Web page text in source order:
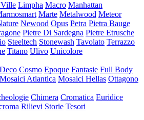
Limpha Macro Manhattan
Marte Metalwood Meteor
Newood Opus Petra Pietra Bauge
Pietre Di Sardegna Pietre Etrusche
Steeltech Stonewash Tavolato Terrazzo
Titano Ulivo Unicolore
Cosmo Epoque Fantasie Full Body
Mosaici Atlantica Mosaici Hellas Ottagono
Chimera Cromatica Euridice
Rilievi Storie Tesori